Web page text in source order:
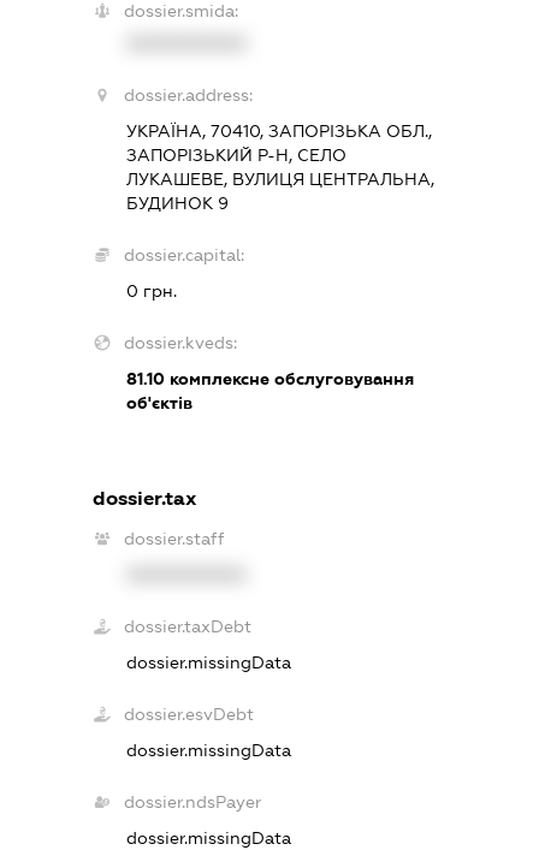
dossier.smida:
dossier.address:
УКРАЇНА, 70410, ЗАПОРІЗЬКА ОБЛ.,
ЗАПОРІЗЬКИЙ Р-Н, СЕЛО
ЛУКАШЕВЕ, ВУЛИЦЯ ЦЕНТРАЛЬНА,
БУДИНОК 9
dossier.capital:
0 грн.
dossier.kveds:
81.10 комплексне обслуговування
об'єктів
dossier.tax
dossier.staff
dossier.taxDebt
dossier.missingData
dossier.esvDebt
dossier.missingData
dossier.ndsPayer
dossier.missingData